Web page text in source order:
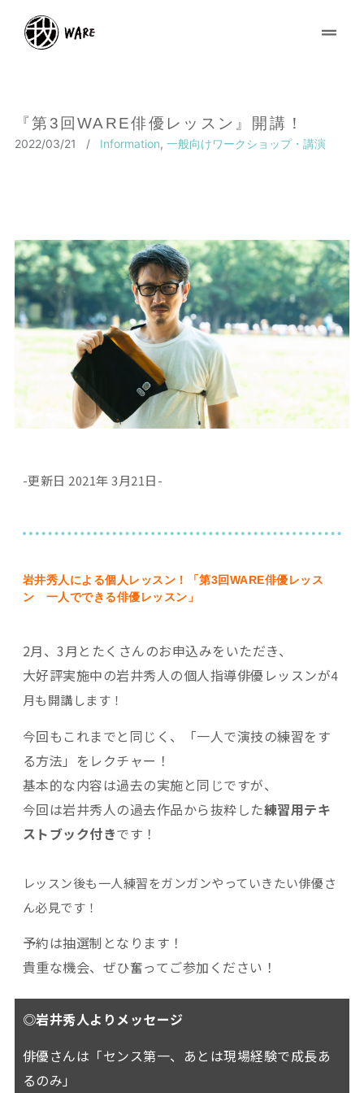
『第3回WARE俳優レッスン』開講！
2022/03/21 / Information, 一般向けワークショップ・講演
-更新日 2021年 3月21日-
岩井秀人による個人レッスン ！「第3回WARE俳優レッス
ン 一人でできる俳優レッスン」
2月、3月とたくさんのお申込みをいただき、
大好評実施中の岩井秀人の個人指導俳優レッスンが4
月も開講します！
今回もこれまでと同じく、「一人で演技の練習をす
る方法」をレクチャー！
基本的な内容は過去の実施と同じですが、
今回は岩井秀人の過去作品から抜粋した練習用テキ
ストブック付きです！
レッスン後も一人練習をガンガンやっていきたい俳優さ
ん必見です！
予約は抽選制となります！
貴重な機会、ぜひ奮ってご参加ください！
◎岩井秀人よりメッセージ
俳優さんは「センス第一、あとは現場経験で成長あ
るのみ」